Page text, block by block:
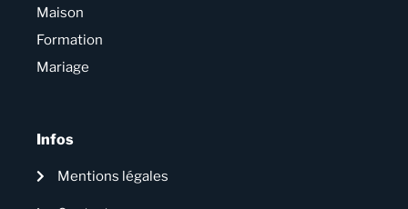
Maison
Formation
Mariage
Infos
Mentions légales